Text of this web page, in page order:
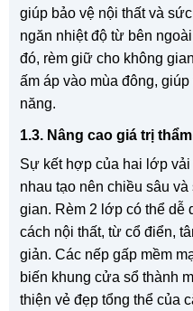
giúp bảo vệ nội thất và
ngăn nhiệt độ từ bên
đó, rèm giữ cho không
ấm áp vào mùa đông,
năng.
1.3. Nâng cao giá trị
Sự kết hợp của hai lớp
nhau tạo nên chiều sâu
gian. Rèm 2 lớp có thể dễ
cách nội thất, từ cổ điển,
giản. Các nếp gấp mềm
biến khung cửa sổ thành
thiện vẻ đẹp tổng thể của